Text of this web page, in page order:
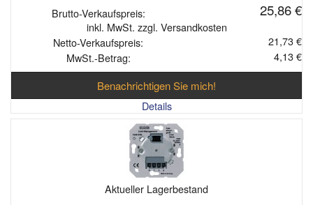
Brutto-Verkaufspreis: 25,86 €
inkl. MwSt. zzgl. Versandkosten
Netto-Verkaufspreis:
21,73 €
MwSt.-Betrag:
4,13 €
Benachrichtigen Sie mich!
Details
Aktueller Lagerbestand